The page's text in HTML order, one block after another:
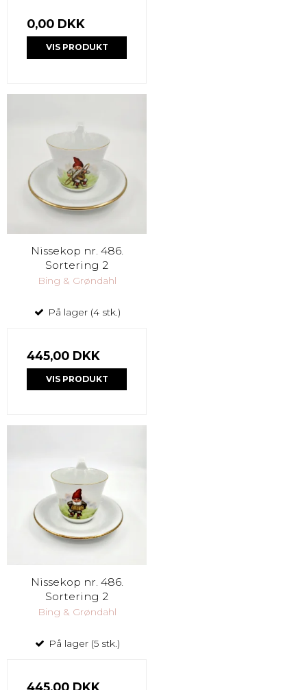
0,00 DKK
VIS PRODUKT
Nissekop nr. 486.
Sortering 2
Bing & Grøndahl
På lager (4 stk.)
445,00 DKK
VIS PRODUKT
Nissekop nr. 486.
Sortering 2
Bing & Grøndahl
På lager (5 stk.)
445,00 DKK